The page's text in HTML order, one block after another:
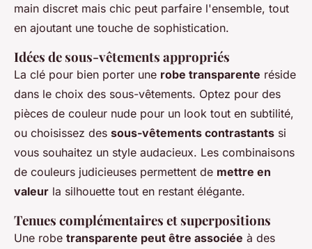
main discret mais chic peut parfaire l'ensemble, tout
en ajoutant une touche de sophistication.
Idées de sous-vêtements appropriés
La clé pour bien porter une robe transparente réside
dans le choix des sous-vêtements. Optez pour des
pièces de couleur nude pour un look tout en subtilité,
ou choisissez des sous-vêtements contrastants si
vous souhaitez un style audacieux. Les combinaisons
de couleurs judicieuses permettent de mettre en
valeur la silhouette tout en restant élégante.
Tenues complémentaires et superpositions
Une robe transparente peut être associée à des